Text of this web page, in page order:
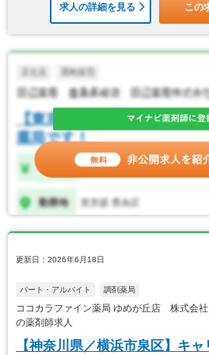
求人の詳細を見る この
更新日：2026年6月18日
パート・アルバイト 調剤薬局
ココカラファイン薬局 ゆめが丘店 株式会
の薬剤師求人
【神奈川県／横浜市泉区】キ